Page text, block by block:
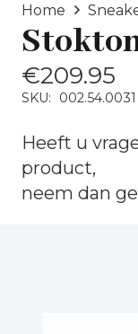
Home
€209.95
SKU: 002.54.0031
Heeft u
product,
neem dan